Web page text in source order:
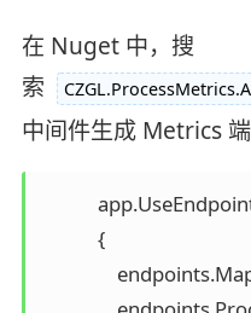
在 Nuget 中，搜
索
中间件生成 Metrics 端
            {